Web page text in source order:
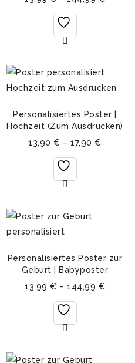
Personalisiertes Poster |
Hochzeit (Zum Ausdrucken)
13,90€ –17,90€
Personalisiertes Poster zur
Geburt | Babyposter
13,99 € – 144,99 €